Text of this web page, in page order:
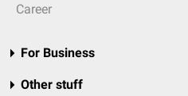
Career
For Business
Other stuff